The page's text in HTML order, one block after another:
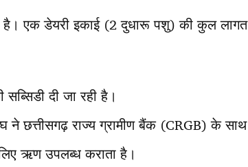
है। एक डेयरी इकाई (2 दुधारू पशु) की कुल लागत
दी जा रही है।
ने छत्तीसगढ़ राज्य ग्रामीण बैंक (CRGB) के साथ
ऋण उपलब्ध कराता है।